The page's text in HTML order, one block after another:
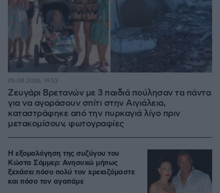
Ζευγάρι Βρετανών με 3 παιδιά πούλησαν τα πάντα
για να αγοράσουν σπίτι στην Αιγιάλεια,
καταστράφηκε από την πυρκαγιά λίγο πριν
μετακομίσουν, φωτογραφίες
05.08.2026, 19:53
Η εξομολόγηση της συζύγου του
Κώστα Σόμμερ: Ανησυχώ μήπως
ξεχάσει πόσο πολύ τον χρειαζόμαστε
και πόσο τον αγαπάμε